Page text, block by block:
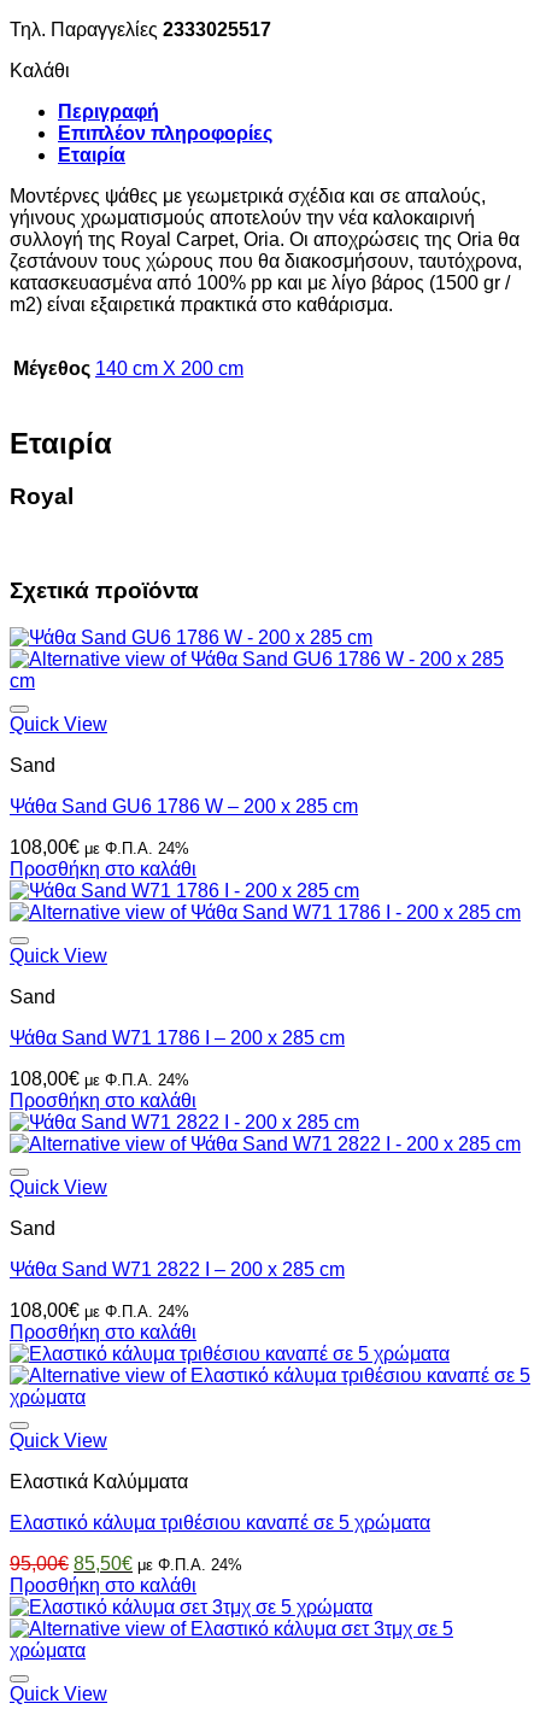
Τηλ. Παραγγελίες 2333025517
Καλάθι
Περιγραφή
Επιπλέον πληροφορίες
Εταιρία
Μοντέρνες ψάθες με γεωμετρικά σχέδια και σε απαλούς,
γήινους χρωματισμούς αποτελούν την νέα καλοκαιρινή
συλλογή της Royal Carpet, Oria. Οι αποχρώσεις της Oria θα
ζεστάνουν τους χώρους που θα διακοσμήσουν, ταυτόχρονα,
κατασκευασμένα από 100% pp και με λίγο βάρος (1500 gr /
m2) είναι εξαιρετικά πρακτικά στο καθάρισμα.
Μέγεθος 140 cm X 200 cm
Εταιρία
Royal
Σχετικά προϊόντα
Quick View
Sand
Ψάθα Sand GU6 1786 W – 200 x 285 cm
108,00€ με Φ.Π.Α. 24%
Προσθήκη στο καλάθι
Quick View
Sand
Ψάθα Sand W71 1786 I – 200 x 285 cm
108,00€ με Φ.Π.Α. 24%
Προσθήκη στο καλάθι
Quick View
Sand
Ψάθα Sand W71 2822 I – 200 x 285 cm
108,00€ με Φ.Π.Α. 24%
Προσθήκη στο καλάθι
Quick View
Ελαστικά Καλύμματα
Ελαστικό κάλυμα τριθέσιου καναπέ σε 5 χρώματα
95,00€ Original
price
was:
95,00€.
85,50€Η
τρέχουσα
τιμή
είναι:
με Φ.Π.Α. 24%
Προσθήκη στο καλάθι
Quick View